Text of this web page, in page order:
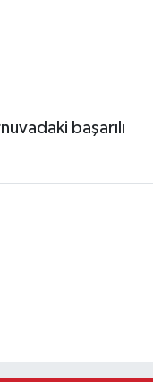
başarılı